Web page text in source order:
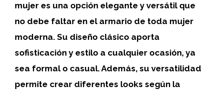
mujer es una opción elegante y versátil que
no debe faltar en el armario de toda mujer
moderna. Su diseño clásico aporta
sofisticación y estilo a cualquier ocasión, ya
sea formal o casual. Además, su versatilidad
permite crear diferentes looks según la